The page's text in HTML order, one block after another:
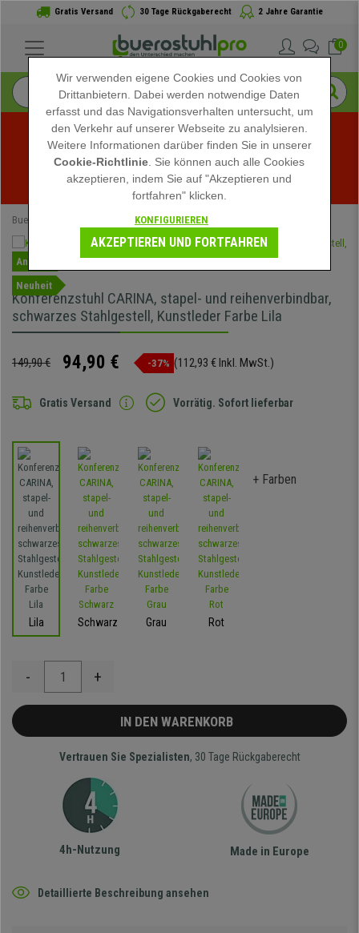
Gratis Versand 30 Tage Rückgaberecht 2 Jahre Garantie
0
Sommerschlussverkauf bei buerostuhlpro! Exklusive
Rabatte für kurze Zeit - Aktion ansehen -
Buerostuhlpro Konferenzstühle
Angebot
Neuheit
Konferenzstuhl CARINA, stapel- und reihenverbindbar,
schwarzes Stahlgestell, Kunstleder Farbe Lila
149,90 € 94,90 € -37% (112,93 € Inkl. MwSt.)
Gratis Versand Vorrätig. Sofort lieferbar
Lila Schwarz Grau Rot
+ Farben
- +
IN DEN WARENKORB
Vertrauen Sie Spezialisten, 30 Tage Rückgaberecht
4h-Nutzung Made in Europe
Detaillierte Beschreibung ansehen
Wir verwenden eigene Cookies und Cookies von
Drittanbietern. Dabei werden notwendige Daten
erfasst und das Navigationsverhalten untersucht, um
den Verkehr auf unserer Webseite zu analylsieren.
Weitere Informationen darüber finden Sie in unserer
Cookie-Richtlinie . Sie können auch alle Cookies
akzeptieren, indem Sie auf "Akzeptieren und
fortfahren" klicken.
KONFIGURIEREN
AKZEPTIEREN UND FORTFAHREN